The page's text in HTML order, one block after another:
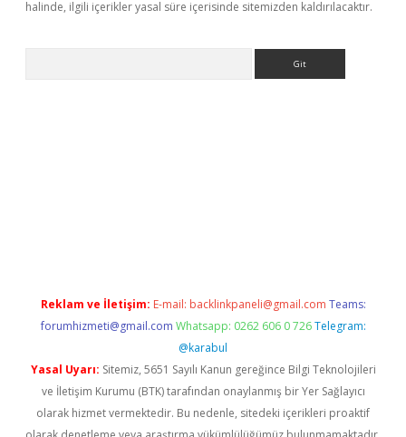
halinde, ilgili içerikler yasal süre içerisinde sitemizden kaldırılacaktır.
Reklam ve İletişim: E-mail: backlinkpaneli@gmail.com Teams:
forumhizmeti@gmail.com Whatsapp: 0262 606 0 726 Telegram:
@karabul
Yasal Uyarı: Sitemiz, 5651 Sayılı Kanun gereğince Bilgi Teknolojileri
ve İletişim Kurumu (BTK) tarafından onaylanmış bir Yer Sağlayıcı
olarak hizmet vermektedir. Bu nedenle, sitedeki içerikleri proaktif